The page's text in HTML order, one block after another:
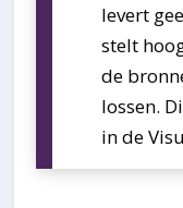
levert
stelt
de
lossen.
in de